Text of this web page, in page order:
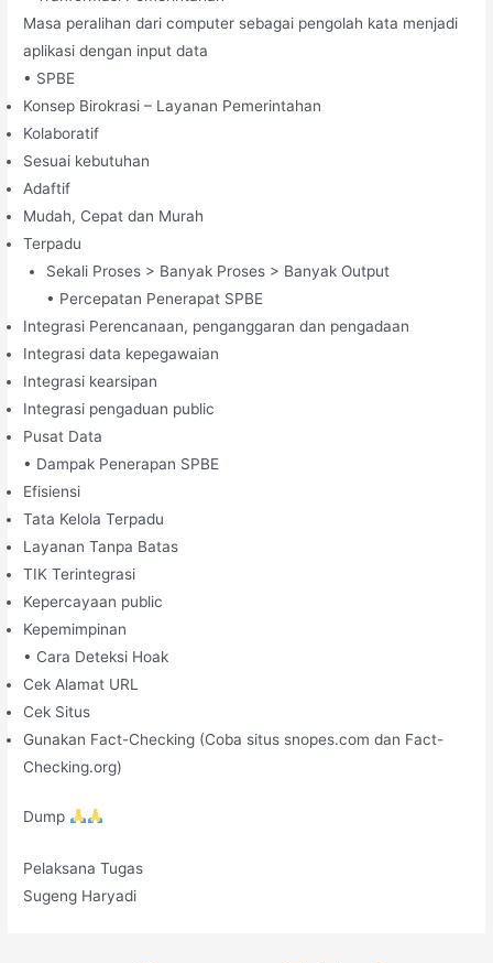
Masa peralihan dari computer sebagai pengolah kata menjadi
aplikasi dengan input data
• SPBE
Konsep Birokrasi – Layanan Pemerintahan
Kolaboratif
Sesuai kebutuhan
Adaftif
Mudah, Cepat dan Murah
Terpadu
Sekali Proses > Banyak Proses > Banyak Output
• Percepatan Penerapat SPBE
Integrasi Perencanaan, penganggaran dan pengadaan
Integrasi data kepegawaian
Integrasi kearsipan
Integrasi pengaduan public
Pusat Data
• Dampak Penerapan SPBE
Efisiensi
Tata Kelola Terpadu
Layanan Tanpa Batas
TIK Terintegrasi
Kepercayaan public
Kepemimpinan
• Cara Deteksi Hoak
Cek Alamat URL
Cek Situs
Gunakan Fact-Checking (Coba situs snopes.com dan Fact-
Checking.org)
Dump
Pelaksana Tugas
Sugeng Haryadi